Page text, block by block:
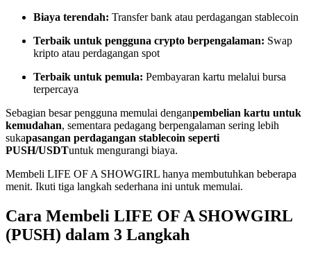
Informasi
Analisis data besar termasuk info perdagangan, dll.
Biaya terendah: Transfer bank atau perdagangan stablecoin
Terbaik untuk pengguna crypto berpengalaman: Swap
kripto atau perdagangan spot
Terbaik untuk pemula: Pembayaran kartu melalui bursa
terpercaya
Sebagian besar pengguna memulai denganpembelian kartu untuk
kemudahan, sementara pedagang berpengalaman sering lebih
sukapasangan perdagangan stablecoin seperti
PUSH/USDTuntuk mengurangi biaya.
Membeli LIFE OF A SHOWGIRL hanya membutuhkan beberapa
menit. Ikuti tiga langkah sederhana ini untuk memulai.
Cara Membeli LIFE OF A SHOWGIRL
(PUSH) dalam 3 Langkah